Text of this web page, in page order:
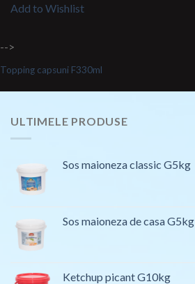
Add to Wishlist
-->
Topping capsuni F330ml
ULTIMELE PRODUSE
Sos maioneza classic G5kg
Sos maioneza de casa G5kg
Ketchup picant G10kg